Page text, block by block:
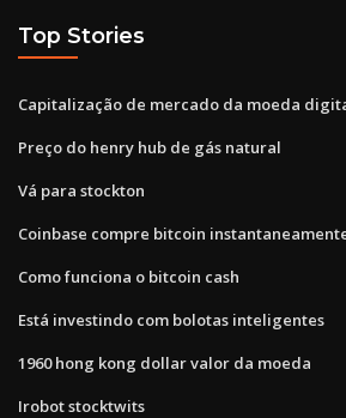
Top Stories
Capitalização de mercado da moeda
Preço do henry hub de gás natural
Vá para stockton
Coinbase compre bitcoin
Como funciona o bitcoin cash
Está investindo com bolotas inteligentes
1960 hong kong dollar valor da moeda
Irobot stocktwits